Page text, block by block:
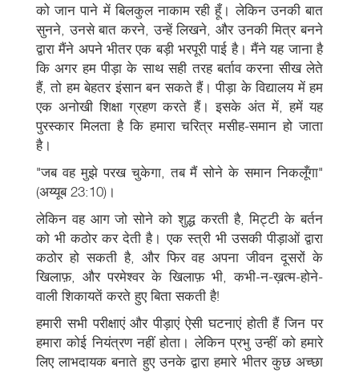
को जान पाने में बिलकुल नाकाम रही हूँ। लेकिन उनकी बात
सुनने, उनसे बात करने, उन्हें लिखने, और उनकी मित्र बनने
द्वारा मैंने अपने भीतर एक बड़ी भरपूरी पाई है। मैंने यह जाना है
कि अगर हम पीड़ा के साथ सही तरह बर्ताव करना सीख लेते
हैं, तो हम बेहतर इंसान बन सकते हैं। पीड़ा के विद्यालय में हम
एक अनोखी शिक्षा ग्रहण करते हैं। इसके अंत में, हमें यह
पुरस्कार मिलता है कि हमारा चरित्र मसीह-समान हो जाता
है।
"जब वह मुझे परख चुकेगा, तब मैं सोने के समान निकलूँगा"
(अय्यूब 23:10)।
लेकिन वह आग जो सोने को शुद्ध करती है, मिट्टी के बर्तन
को भी कठोर कर देती है। एक स्त्री भी उसकी पीड़ाओं द्वारा
कठोर हो सकती है, और फिर वह अपना जीवन दूसरों के
खिलाफ़, और परमेश्वर के खिलाफ़ भी, कभी-न-ख़त्म-होने-
वाली शिकायतें करते हुए बिता सकती है!
हमारी सभी परीक्षाएं और पीड़ाएं ऐसी घटनाएं होती हैं जिन पर
हमारा कोई नियंत्रण नहीं होता। लेकिन प्रभु उन्हीं को हमारे
लिए लाभदायक बनाते हुए उनके द्वारा हमारे भीतर कुछ अच्छा